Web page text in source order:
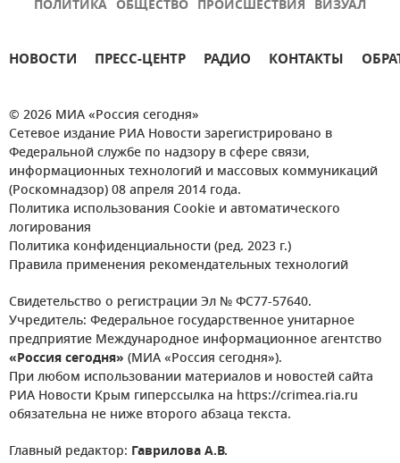
ПОЛИТИКА ОБЩЕСТВО ПРОИСШЕСТВИЯ ВИЗУАЛ
НОВОСТИ ПРЕСС-ЦЕНТР РАДИО КОНТАКТЫ
© 2026 МИА «Россия сегодня»
Сетевое издание РИА Новости зарегистрировано в
Федеральной службе по надзору в сфере связи,
информационных технологий и массовых коммуникаций
(Роскомнадзор) 08 апреля 2014 года.
Политика использования Cookie и автоматического
логирования
Политика конфиденциальности (ред. 2023 г.)
Правила применения рекомендательных технологий
Свидетельство о регистрации Эл № ФС77-57640.
Учредитель: Федеральное государственное унитарное
предприятие Международное информационное агентство
«Россия сегодня» (МИА «Россия сегодня»).
При любом использовании материалов и новостей сайта
РИА Новости Крым гиперссылка на https://crimea.ria.ru
обязательна не ниже второго абзаца текста.
Главный редактор: Гаврилова А.В.